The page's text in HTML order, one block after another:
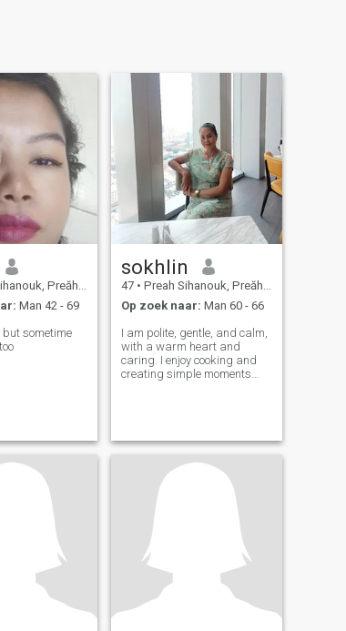
Preăh Seihânŭ, Cambodja
Man 42 - 69
sometime
sokhlin
47 • Preah Sihanouk, Preăh Seihânŭ, Cambodja
Op zoek naar: Man 60 - 66
I am polite, gentle, and calm,
with a warm heart and
caring. I enjoy cooking and
creating simple moments
sitting still. I value honesty,